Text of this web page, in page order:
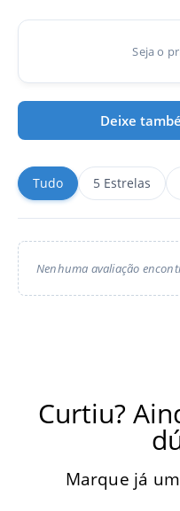
Seja o
Deixe
Tudo 5 Estrelas
Nenhuma avaliação
Curtiu?
Marque já